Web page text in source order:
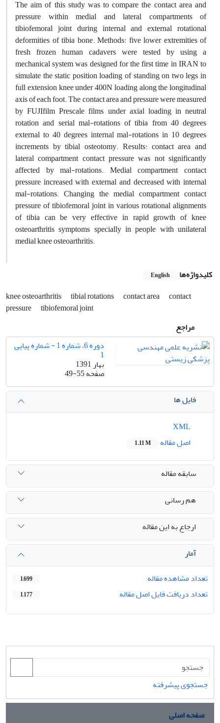
The aim of this study was to compare the contact area and
pressure within medial and lateral compartments of
tibiofemoral joint during internal and external rotational
deformities of tibia bone. Methods: five lower extremities of
fresh frozen human cadavers were tested by using a
mechanical system was designed for the first time in IRAN to
simulate the static position loading of standing on two legs in
full extension knee under 400N loading along the longitudinal
axis of each foot. The contact area and pressure were measured
by FUJIfilm Prescale films under axial loading in neutral
rotation and serial mal-rotations of tibia from 40 degrees
external to 40 degrees internal mal-rotations in 10 degrees
increments by tibial osteotomy. Results: contact area and
lateral compartment contact pressure was not significantly
affected by mal-rotations. Medial compartment contact
pressure increased with external and decreased with internal
mal-rotations. Changing the medial compartment contact
pressure of tibiofemoral joint in various rotational alignments
of tibia can be very effective in rapid growth of knee
osteoarthritis symptoms specially in people with unilateral
medial knee osteoarthritis.
کلیدواژه‌ها English
knee osteoarthritis tibial rotations contact area
contact
pressure
tibiofemoral joint
مراجع
دوره 6، شماره 1 - شماره پیاپی
1
بهار 1391
صفحه49-55
فایل ها
اصل مقاله
1.11 M
سابقه مقاله
هم رسانی
ارجاع به این مقاله
آمار
تعداد مشاهده مقاله
1,699
تعداد دریافت فایل اصل مقاله 1,177
جستجوی پیشرفته
صفحه اصلی